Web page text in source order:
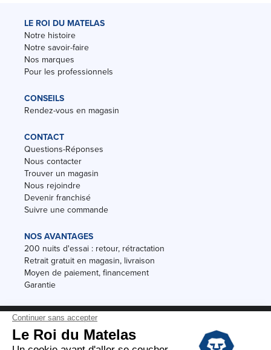
LE ROI DU MATELAS
Notre histoire
Notre savoir-faire
Nos marques
Pour les professionnels
CONSEILS
Rendez-vous en magasin
CONTACT
Questions-Réponses
Nous contacter
Trouver un magasin
Nous rejoindre
Devenir franchisé
Suivre une commande
NOS AVANTAGES
200 nuits d'essai : retour, rétractation
Retrait gratuit en magasin, livraison
Moyen de paiement, financement
Garantie
Conditions des offres
Black Friday